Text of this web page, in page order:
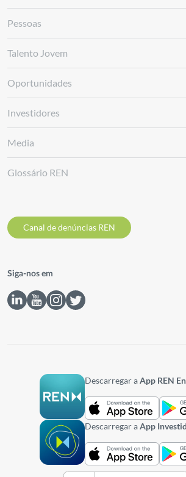
Pessoas
Talento Jovem
Oportunidades
Investidores
Media
Glossário REN
Canal de denúncias REN
Siga-nos em
Descarregar aApp REN
Descarregar aApp